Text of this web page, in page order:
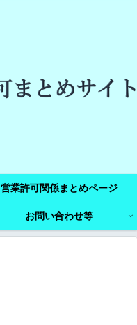
営業許可関係まとめページ
お問い合わせ等